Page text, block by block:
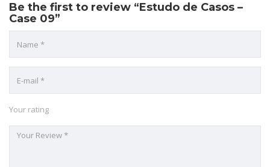
Be the first to review “Estudo de Casos –
Case 09”
Your rating